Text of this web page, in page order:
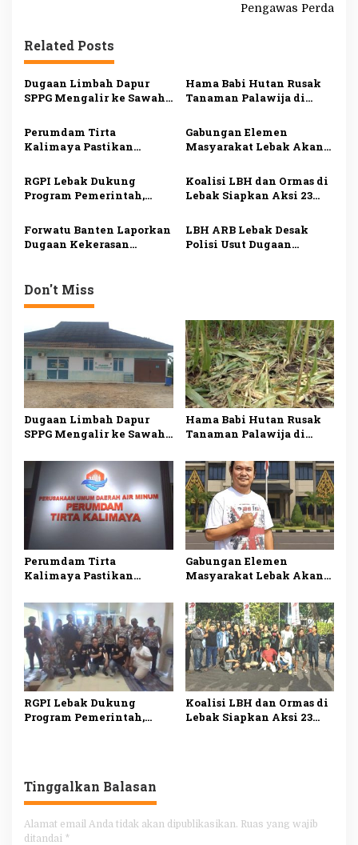
g
a
s
i
p
o
s
Pengawas Perda
Related Posts
Dugaan Limbah Dapur
SPPG Mengalir ke Sawah
Investigasi Minta
Pemeriksaan Menyeluruh
Hama Babi Hutan Rusak
Tanaman Palawija di
hingga Puluhan Juta
Rupiah
Perumdam Tirta
Kalimaya Pastikan
33.000 Pelanggan di Lebak
Tetap Lancar saat
Kemarau
Gabungan Elemen
Masyarakat Lebak Akan
PDI Perjuangan, Bawa
Lima Tuntutan
RGPI Lebak Dukung
Program Pemerintah,
Kelola demi
Kesejahteraan Rakyat
Koalisi LBH dan Ormas di
Lebak Siapkan Aksi 23
Mundur
Forwatu Banten Laporkan
Dugaan Kekerasan
Massa
LBH ARB Lebak Desak
Polisi Usut Dugaan
Don't Miss
Dugaan Limbah Dapur
SPPG Mengalir ke Sawah
Investigasi Minta
Pemeriksaan Menyeluruh
Hama Babi Hutan Rusak
Tanaman Palawija di
hingga Puluhan Juta
Rupiah
Perumdam Tirta
Kalimaya Pastikan
33.000 Pelanggan di Lebak
Tetap Lancar saat
Kemarau
Gabungan Elemen
Masyarakat Lebak Akan
PDI Perjuangan, Bawa
Lima Tuntutan
RGPI Lebak Dukung
Program Pemerintah,
Koalisi LBH dan Ormas di
Lebak Siapkan Aksi 23
Tinggalkan Balasan
Alamat email Anda tidak akan dipublikasikan. Ruas yang wajib
ditandai *